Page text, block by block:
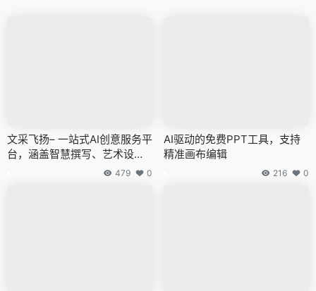
文采飞扬– 一站式AI创意服务平
台，涵盖智慧撰写、艺术设计
479 0
AI驱动的免费PPT工具，支持
精准画布编辑
216 0